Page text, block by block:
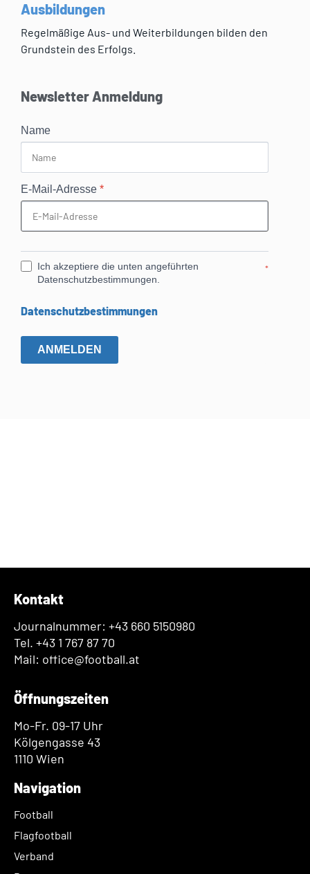
Ausbildungen
Regelmäßige Aus- und Weiterbildungen bilden den
Grundstein des Erfolgs.
Newsletter Anmeldung
Name
E-Mail-Adresse *
Ich akzeptiere die unten angeführten
Datenschutzbestimmungen.
*
Datenschutzbestimmungen
ANMELDEN
Kontakt
Journalnummer: +43 660 5150980
Tel. +43 1 767 87 70
Mail: office@football.at
Öffnungszeiten
Mo-Fr. 09-17 Uhr
Kölgengasse 43
1110 Wien
Navigation
Football
Flagfootball
Verband